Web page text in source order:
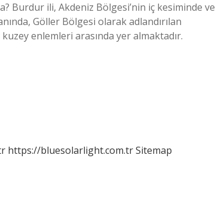
Burdur ili, Akdeniz Bölgesi’nin iç kesiminde ve
Göller Bölgesi olarak adlandırılan
kuzey enlemleri arasında yer almaktadır.
https://bluesolarlight.com.trSitemap